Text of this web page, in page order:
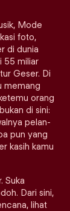
Mode
foto,
di dunia
55 miliar
Geser. Di
memang
orang
di sini:
pelan-
pun yang
kasih kamu
Suka
Dari sini,
lihat